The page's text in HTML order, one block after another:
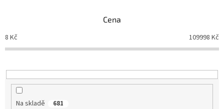
p
r
o
u
Cena
8 Kč 109998 Kč
Na skladě 681